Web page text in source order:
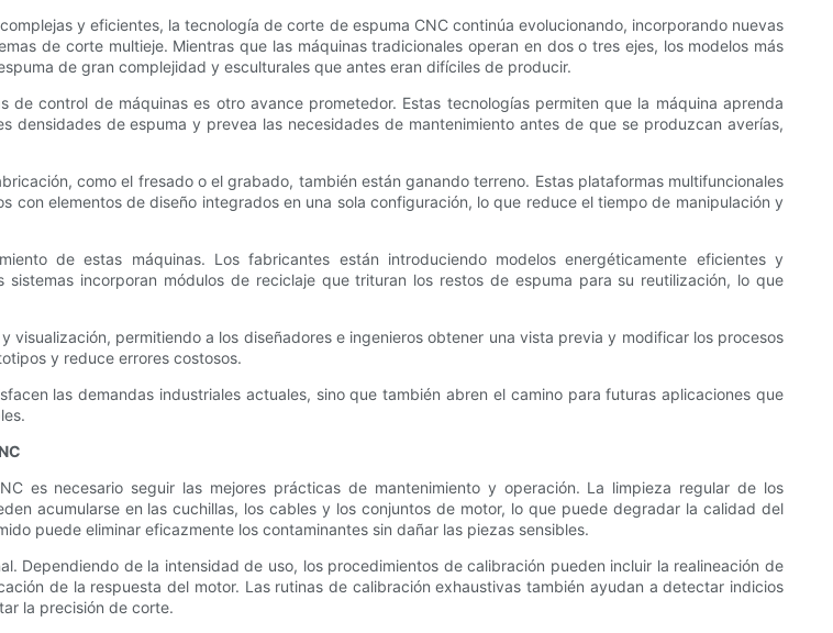
y eficientes, la tecnología de corte de espuma CNC continúa evolucionando, incorporando nuevas
de corte multieje. Mientras que las máquinas tradicionales operan en dos o tres ejes, los modelos más
de gran complejidad y esculturales que antes eran difíciles de producir.
control de máquinas es otro avance prometedor. Estas tecnologías permiten que la máquina aprenda
de espuma y prevea las necesidades de mantenimiento antes de que se produzcan averías,
como el fresado o el grabado, también están ganando terreno. Estas plataformas multifuncionales
elementos de diseño integrados en una sola configuración, lo que reduce el tiempo de manipulación y
de estas máquinas. Los fabricantes están introduciendo modelos energéticamente eficientes y
incorporan módulos de reciclaje que trituran los restos de espuma para su reutilización, lo que
permitiendo a los diseñadores e ingenieros obtener una vista previa y modificar los procesos
y reduce errores costosos.
las demandas industriales actuales, sino que también abren el camino para futuras aplicaciones que
es necesario seguir las mejores prácticas de mantenimiento y operación. La limpieza regular de los
acumularse en las cuchillas, los cables y los conjuntos de motor, lo que puede degradar la calidad del
puede eliminar eficazmente los contaminantes sin dañar las piezas sensibles.
Dependiendo de la intensidad de uso, los procedimientos de calibración pueden incluir la realineación de
de la respuesta del motor. Las rutinas de calibración exhaustivas también ayudan a detectar indicios
la precisión de corte.